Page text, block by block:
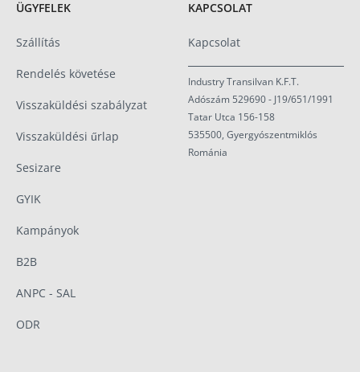
ÜGYFELEK
Szállítás
Rendelés követése
Visszaküldési szabályzat
Visszaküldési űrlap
Sesizare
GYIK
Kampányok
B2B
ANPC - SAL
ODR
KAPCSOLAT
Kapcsolat
Industry Transilvan K.F.T.
Adószám 529690 - J19/651/1991
Tatar Utca 156-158
535500, Gyergyószentmiklós
Románia